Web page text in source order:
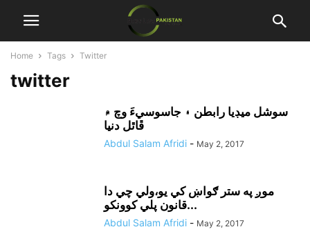
Home Tags Twitter
twitter
سوشل ميڊيا رابطن ۽ جاسوسيءَ وچ ۾
ڦاٿل دنيا
Abdul Salam Afridi - May 2, 2017
موږ په ستر ګواښ کي يو،ولي چي دا
قانون پلي کوونکو...
Abdul Salam Afridi - May 2, 2017